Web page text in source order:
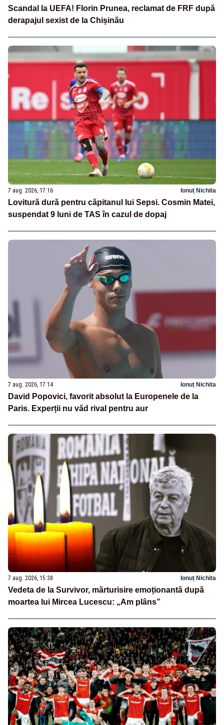
Scandal la UEFA! Florin Prunea, reclamat de FRF după
derapajul sexist de la Chișinău
7 aug. 2026, 17:16 Ionuț Nichita
Lovitură dură pentru căpitanul lui Sepsi. Cosmin Matei,
suspendat 9 luni de TAS în cazul de dopaj
7 aug. 2026, 17:14 Ionuț Nichita
David Popovici, favorit absolut la Europenele de la
Paris. Experții nu văd rival pentru aur
7 aug. 2026, 15:38 Ionuț Nichita
Vedeta de la Survivor, mărturisire emoționantă după
moartea lui Mircea Lucescu: „Am plâns”